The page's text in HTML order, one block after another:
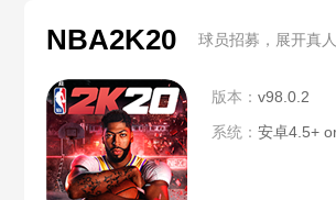
NBA2K20 球员招募，展开真人
版本： v98.0.2
系统： 安卓4.5+